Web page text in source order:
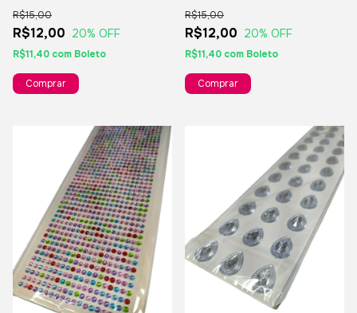
R$12,00
R$15,00
20% OFF
R$11,40 com Boleto
R$12,00
R$15,00
20% OFF
R$11,40 com Boleto